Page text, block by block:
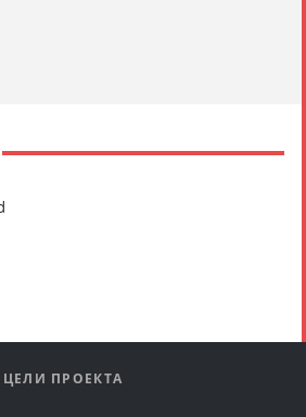
ЦЕЛИ ПРОЕКТА